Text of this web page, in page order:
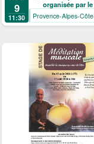
9
11:30
organisée par
arménien de
Napoule